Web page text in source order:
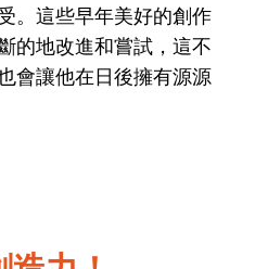
。這些早年美好的創作
的地改進和嘗試，這不
會讓他在日後擁有源源